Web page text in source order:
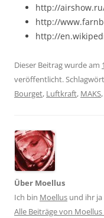
http://
http://
http://
Dieser Beitrag wurde am
veröffentlicht.
Bourget, Luftkraft, MAKS,
Über Moellus
Ich bin Moellus und ihr
Alle Beiträge von Moellus